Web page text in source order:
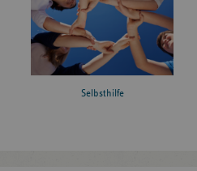
Selbsthilfe